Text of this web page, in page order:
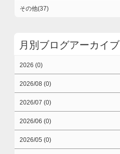
その他(37)
月別ブログアーカイブ
2026 (0)
2026/08 (0)
2026/07 (0)
2026/06 (0)
2026/05 (0)